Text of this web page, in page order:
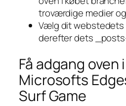
troværdige medier
Vælg dit webstedets
derefter dets
Få adgang oven
Microsofts
Surf Game